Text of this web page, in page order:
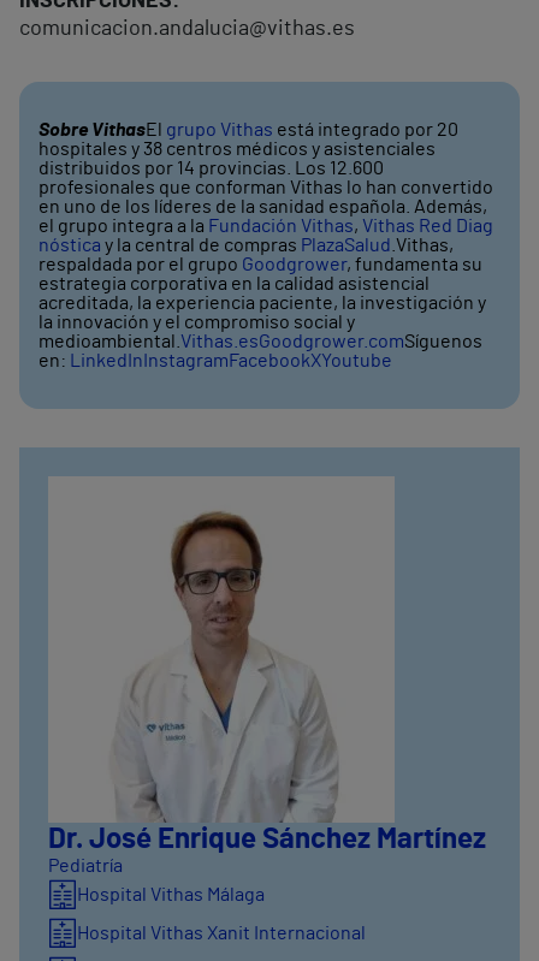
comunicacion.andalucia@vithas.es
Sobre VithasEl grupo Vithas está integrado por 20
hospitales y 38 centros médicos y asistenciales
distribuidos por 14 provincias. Los 12.600
profesionales que conforman Vithas lo han convertido
en uno de los líderes de la sanidad española. Además,
el grupo integra a la Fundación Vithas, Vithas Red Diag
nóstica y la central de compras PlazaSalud Vithas,
respaldada por el grupo Goodgrower, fundamenta su
estrategia corporativa en la calidad asistencial
acreditada, la experiencia paciente, la investigación y
la innovación y el compromiso social y
medioambiental. Vithas.esGoodgrower.comSíguenos
en:
LinkedIn InstagramFacebookXYoutube
Dr. José Enrique Sánchez Martínez
Pediatría
Hospital Vithas Málaga
Hospital Vithas Xanit Internacional